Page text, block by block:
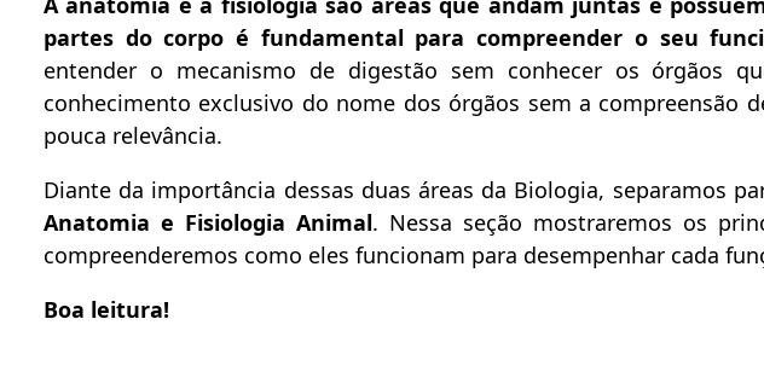
partes do corpo é fundamental para compreender o seu
entender o mecanismo de digestão sem conhecer os órgãos
conhecimento exclusivo do nome dos órgãos sem a compreensão
pouca relevância.
Diante da importância dessas duas áreas da Biologia, separamos
Anatomia e Fisiologia Animal. Nessa seção mostraremos os
compreenderemos como eles funcionam para desempenhar cada
Boa leitura!